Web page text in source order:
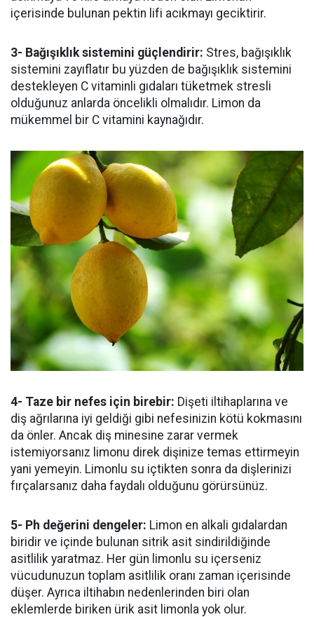
içerisinde bulunan pektin lifi acıkmayı geciktirir.
3- Bağışıklık sistemini güçlendirir: Stres, bağışıklık
sistemini zayıflatır bu yüzden de bağışıklık sistemini
destekleyen C vitaminli gıdaları tüketmek stresli
olduğunuz anlarda öncelikli olmalıdır. Limon da
mükemmel bir C vitamini kaynağıdır.
4- Taze bir nefes için birebir: Dişeti iltihaplarına ve
diş ağrılarına iyi geldiği gibi nefesinizin kötü kokmasını
da önler. Ancak diş minesine zarar vermek
istemiyorsanız limonu direk dişinize temas ettirmeyin
yani yemeyin. Limonlu su içtikten sonra da dişlerinizi
fırçalarsanız daha faydalı olduğunu görürsünüz.
5- Ph değerini dengeler: Limon en alkali gıdalardan
biridir ve içinde bulunan sitrik asit sindirildiğinde
asitlilik yaratmaz. Her gün limonlu su içerseniz
vücudunuzun toplam asitlilik oranı zaman içerisinde
düşer. Ayrıca iltihabın nedenlerinden biri olan
eklemlerde biriken ürik asit limonla yok olur.